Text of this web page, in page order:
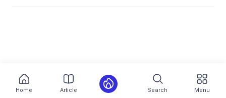
Home Article Search Menu